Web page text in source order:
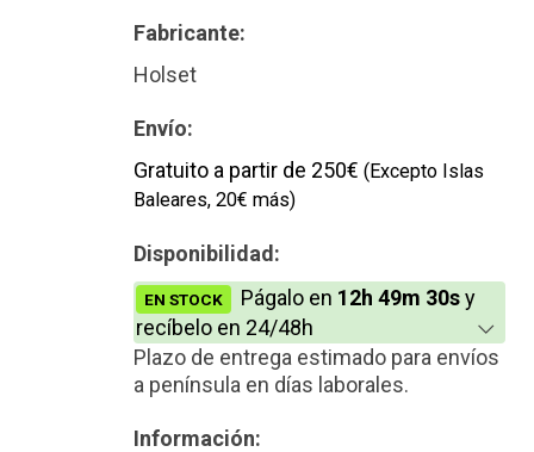
Fabricante:
Holset
Envío:
Gratuito a partir de 250€ (Excepto Islas
Baleares, 20€ más)
Disponibilidad:
EN STOCK Págalo en 12h 49m 30sy
recíbelo en 24/48h
Plazo de entrega estimado para envíos
a península en días laborales.
Información: